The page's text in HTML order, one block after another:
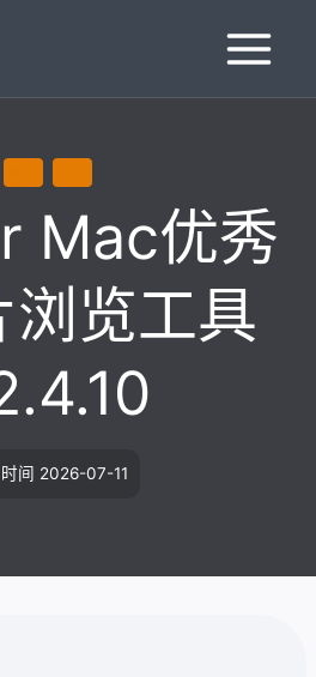
Mac优秀
浏览工具
间 2026-07-11